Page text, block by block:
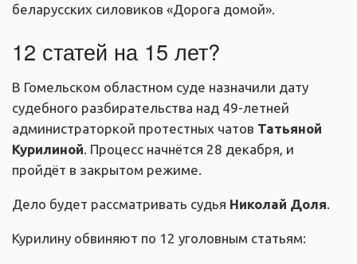
беларусских силовиков «Дорога домой».
12 статей на 15 лет?
В Гомельском областном суде назначили дату
судебного разбирательства над 49-летней
администраторкой протестных чатов Татьяной
Курилиной. Процесс начнётся 28 декабря, и
пройдёт в закрытом режиме.
Дело будет рассматривать судья Николай Доля.
Курилину обвиняют по 12 уголовным статьям: